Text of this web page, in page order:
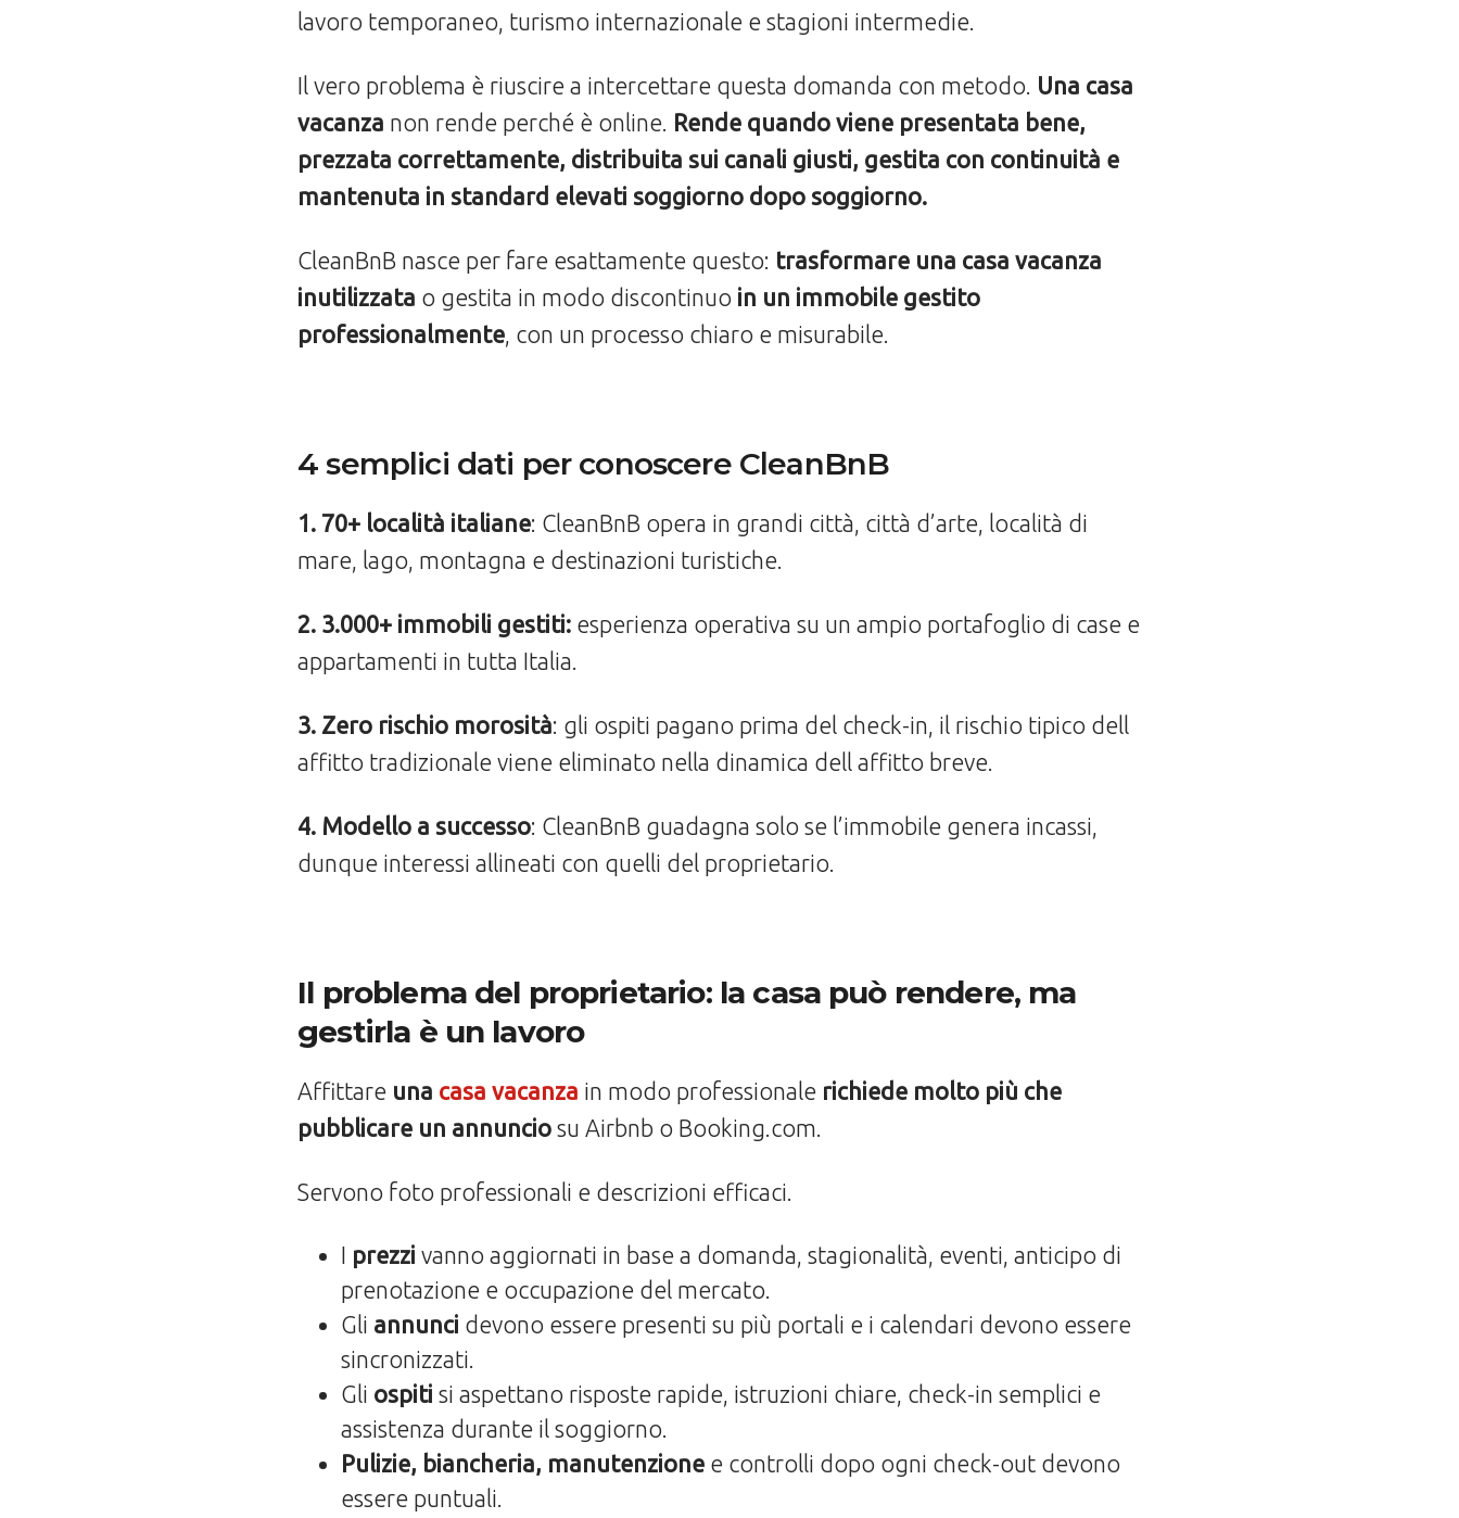
lavoro temporaneo, turismo internazionale e stagioni intermedie.
Il vero problema è riuscire a intercettare questa domanda con metodo. Una casa
vacanza non rende perché è online. Rende quando viene presentata bene,
prezzata correttamente, distribuita sui canali giusti, gestita con continuità e
mantenuta in standard elevati soggiorno dopo soggiorno.
CleanBnB nasce per fare esattamente questo: trasformare una casa vacanza
inutilizzata o gestita in modo discontinuo in un immobile gestito
professionalmente, con un processo chiaro e misurabile.
4 semplici dati per conoscere CleanBnB
1. 70+ località italiane: CleanBnB opera in grandi città, città d’arte, località di
mare, lago, montagna e destinazioni turistiche.
2. 3.000+ immobili gestiti: esperienza operativa su un ampio portafoglio di case e
appartamenti in tutta Italia.
3. Zero rischio morosità: gli ospiti pagano prima del check-in, il rischio tipico dell
affitto tradizionale viene eliminato nella dinamica dell affitto breve.
4. Modello a successo: CleanBnB guadagna solo se l’immobile genera incassi,
dunque interessi allineati con quelli del proprietario.
Il problema del proprietario: la casa può rendere, ma
gestirla è un lavoro
Affittare una casa vacanza in modo professionale richiede molto più che
pubblicare un annuncio su Airbnb o Booking.com.
Servono foto professionali e descrizioni efficaci.
I prezzi vanno aggiornati in base a domanda, stagionalità, eventi, anticipo di
prenotazione e occupazione del mercato.
Gli annunci devono essere presenti su più portali e i calendari devono essere
sincronizzati.
Gli ospiti si aspettano risposte rapide, istruzioni chiare, check-in semplici e
assistenza durante il soggiorno.
Pulizie, biancheria, manutenzione e controlli dopo ogni check-out devono
essere puntuali.